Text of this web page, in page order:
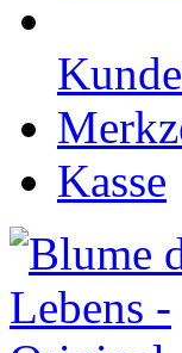
Kasse